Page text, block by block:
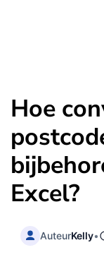
Hoe
Excel?
AuteurKelly•